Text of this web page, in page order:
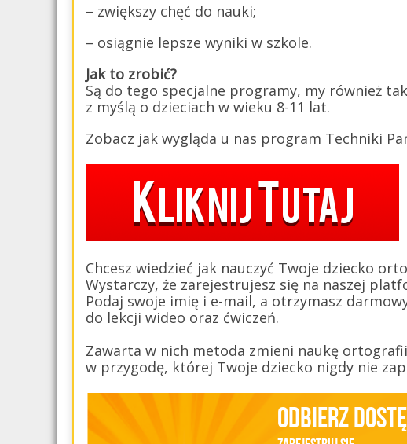
– zwiększy chęć do nauki;
– osiągnie lepsze wyniki w szkole.
Jak to zrobić?
Są do tego specjalne programy, my również
z myślą o dzieciach w wieku 8-11 lat.
Zobacz jak wygląda u nas program Techniki
Chcesz wiedzieć jak nauczyć Twoje dziecko
Wystarczy, że zarejestrujesz się na naszej
Podaj swoje imię i e-mail, a otrzymasz
do lekcji wideo oraz ćwiczeń.
Zawarta w nich metoda zmieni naukę ortografii
w przygodę, której Twoje dziecko nigdy nie
Odbierz